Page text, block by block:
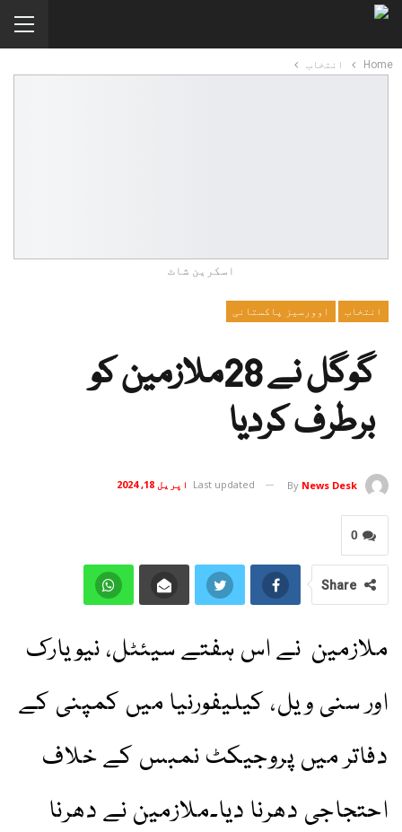
Home انتخاب
اسکرین شاٹ
انتخاب اوورسیز پاکستانی
گوگل نے 28ملازمین کو
برطرف کردیا
By News Desk
Last updated اپریل 18, 2024
0
Share
ملازمین نے اس ہفتے سیئٹل، نیویارک
اور سنی ویل، کیلیفورنیا میں کمپنی کے
دفاتر میں پروجیکٹ نمبس کے خلاف
احتجاجی دھرنا دیا۔ملازمین نے دھرنا